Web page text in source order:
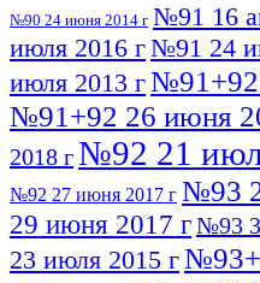
№90 24 июня 2014 г №91 16
июля 2016 г№91 24
июля 2013 г№91+92
№91+92 26 июня
2018 г№92 21
№92 27 июня 2017 г №93
29 июня 2017 г№93
23 июля 2015 г